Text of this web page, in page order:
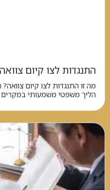
התנגדות לצו קיום צוואה
מה זו התנגדות לצו קיום
הליך משפטי משמעותי במקרים